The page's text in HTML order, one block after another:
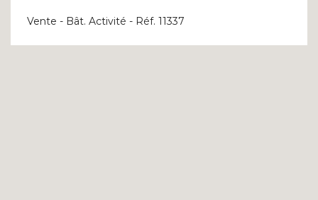
Vente - Bât. Activité - Réf. 11337